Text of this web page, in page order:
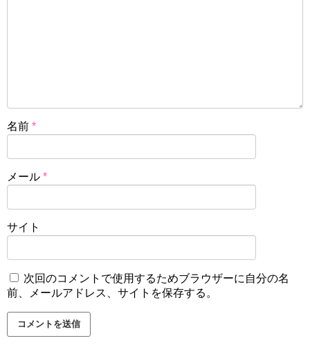
名前 *
メール *
サイト
次回のコメントで使用するためブラウザーに自分の名
前、メールアドレス、サイトを保存する。